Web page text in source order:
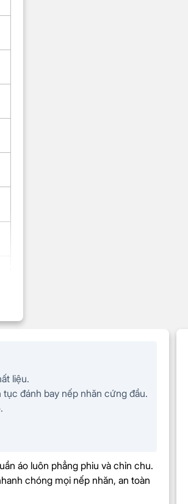
liệu.
đánh bay nếp nhăn cứng đầu.
áo luôn phẳng phiu và chỉn chu.
chóng mọi nếp nhăn, an toàn